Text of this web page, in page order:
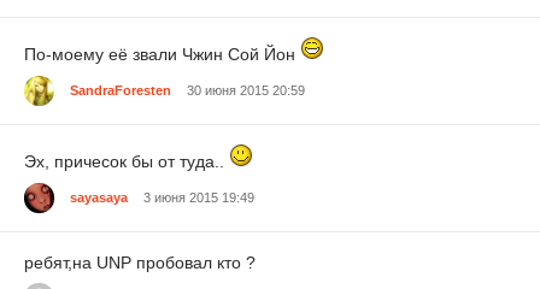
По-моему её звали Чжин Сой Йон
SandraForesten 30 июня 2015 20:59
Эх, причесок бы от туда..
sayasaya 3 июня 2015 19:49
ребят,на UNP пробовал кто ?